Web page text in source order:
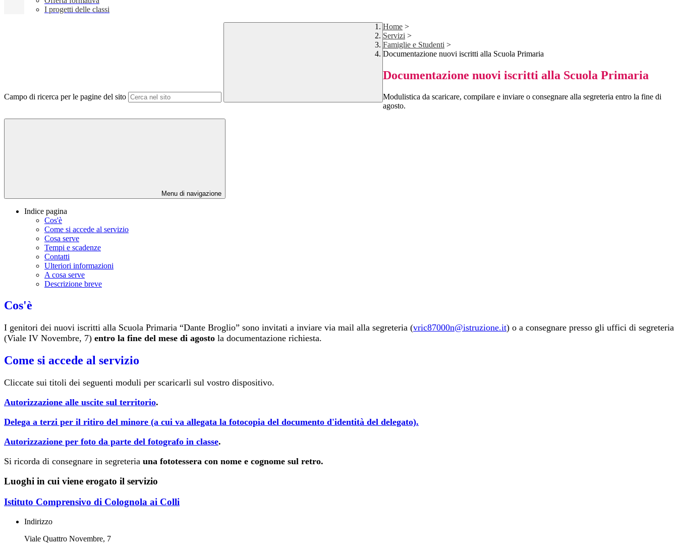
I progetti delle classi
Campo di ricerca per le pagine del sito
Home >
Servizi >
Famiglie e Studenti >
Documentazione nuovi iscritti alla Scuola Primaria
Documentazione nuovi iscritti alla Scuola Primaria
Modulistica da scaricare, compilare e inviare o consegnare alla segreteria entro la fine di
agosto.
Menu di navigazione
Indice pagina
Cos'è
Come si accede al servizio
Cosa serve
Tempi e scadenze
Contatti
Ulteriori informazioni
A cosa serve
Descrizione breve
Cos'è
I genitori dei nuovi iscritti alla Scuola Primaria “Dante Broglio” sono invitati a inviare via mail alla segreteria (vric87000n@istruzione.it) o a consegnare presso gli uffici di segreteria
(Viale IV Novembre, 7) entro la fine del mese di agosto la documentazione richiesta.
Come si accede al servizio
Cliccate sui titoli dei seguenti moduli per scaricarli sul vostro dispositivo.
Autorizzazione alle uscite sul territorio.
Delega a terzi per il ritiro del minore (a cui va allegata la fotocopia del documento d'identità del delegato).
Autorizzazione per foto da parte del fotografo in classe.
Si ricorda di consegnare in segreteria una fototessera con nome e cognome sul retro.
Luoghi in cui viene erogato il servizio
Istituto Comprensivo di Colognola ai Colli
Indirizzo
Viale Quattro Novembre, 7